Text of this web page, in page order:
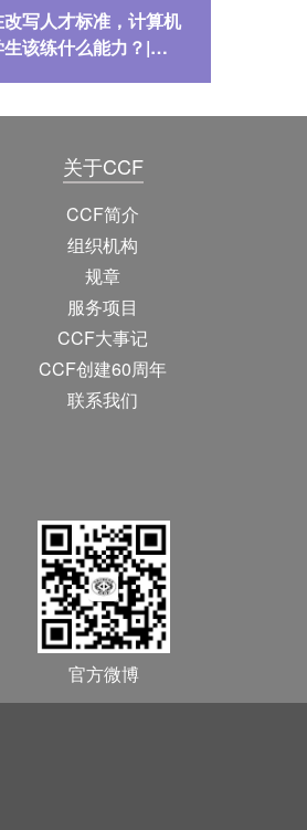
写人才标准，计算机
该练什么能力？|
关于CCF
CCF简介
组织机构
规章
服务项目
CCF大事记
CCF创建60周年
联系我们
官方微博